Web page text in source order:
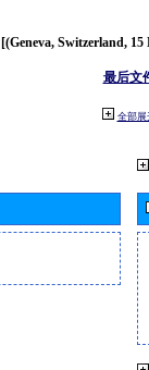
[(Geneva, Switzerland, 15
最后文
全部展